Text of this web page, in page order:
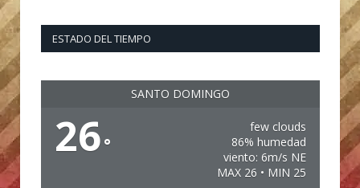
ESTADO DEL TIEMPO
SANTO DOMINGO
26°
few clouds
86% humedad
viento: 6m/s NE
MAX 26 • MIN 25